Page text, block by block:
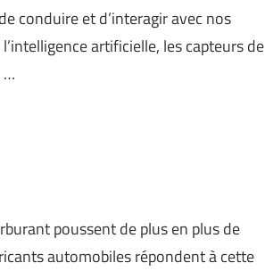
conduire et d’interagir avec nos
artificielle, les capteurs de
…
poussent de plus en plus de
automobiles répondent à cette